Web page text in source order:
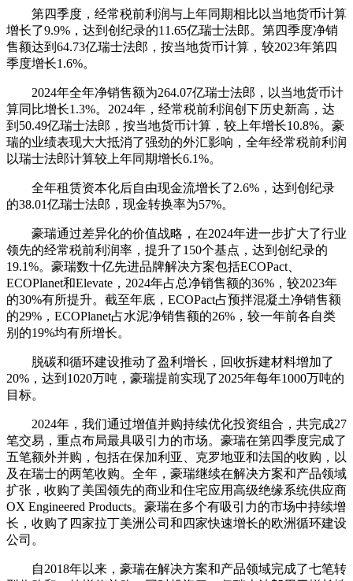
第四季度，经常税前利润与上年同期相比以当地货币计算
增长了9.9%，达到创纪录的11.65亿瑞士法郎。第四季度净销
售额达到64.73亿瑞士法郎，按当地货币计算，较2023年第四
季度增长1.6%。
2024年全年净销售额为264.07亿瑞士法郎，以当地货币计
算同比增长1.3%。2024年，经常税前利润创下历史新高，达
到50.49亿瑞士法郎，按当地货币计算，较上年增长10.8%。豪
瑞的业绩表现大大抵消了强劲的外汇影响，全年经常税前利润
以瑞士法郎计算较上年同期增长6.1%。
全年租赁资本化后自由现金流增长了2.6%，达到创纪录
的38.01亿瑞士法郎，现金转换率为57%。
豪瑞通过差异化的价值战略，在2024年进一步扩大了行业
领先的经常税前利润率，提升了150个基点，达到创纪录的
19.1%。豪瑞数十亿先进品牌解决方案包括ECOPact、
ECOPlanet和Elevate，2024年占总净销售额的36%，较2023年
的30%有所提升。截至年底，ECOPact占预拌混凝土净销售额
的29%，ECOPlanet占水泥净销售额的26%，较一年前各自类
别的19%均有所增长。
脱碳和循环建设推动了盈利增长，回收拆建材料增加了
20%，达到1020万吨，豪瑞提前实现了2025年每年1000万吨的
目标。
2024年，我们通过增值并购持续优化投资组合，共完成27
笔交易，重点布局最具吸引力的市场。豪瑞在第四季度完成了
五笔额外并购，包括在保加利亚、克罗地亚和法国的收购，以
及在瑞士的两笔收购。全年，豪瑞继续在解决方案和产品领域
扩张，收购了美国领先的商业和住宅应用高级绝缘系统供应商
OX Engineered Products。豪瑞在多个有吸引力的市场中持续增
长，收购了四家拉丁美洲公司和四家快速增长的欧洲循环建设
公司。
自2018年以来，豪瑞在解决方案和产品领域完成了七笔转